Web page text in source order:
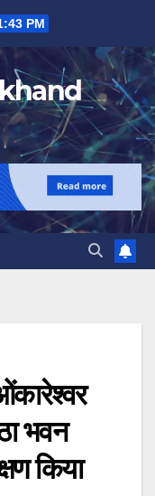
PM
भवन
किया